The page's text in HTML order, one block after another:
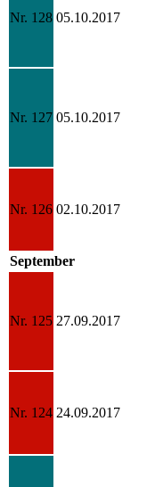
Nr. 128 05.10.2017
Nr. 127 05.10.2017
Nr. 126 02.10.2017
September
Nr. 125 27.09.2017
Nr. 124 24.09.2017